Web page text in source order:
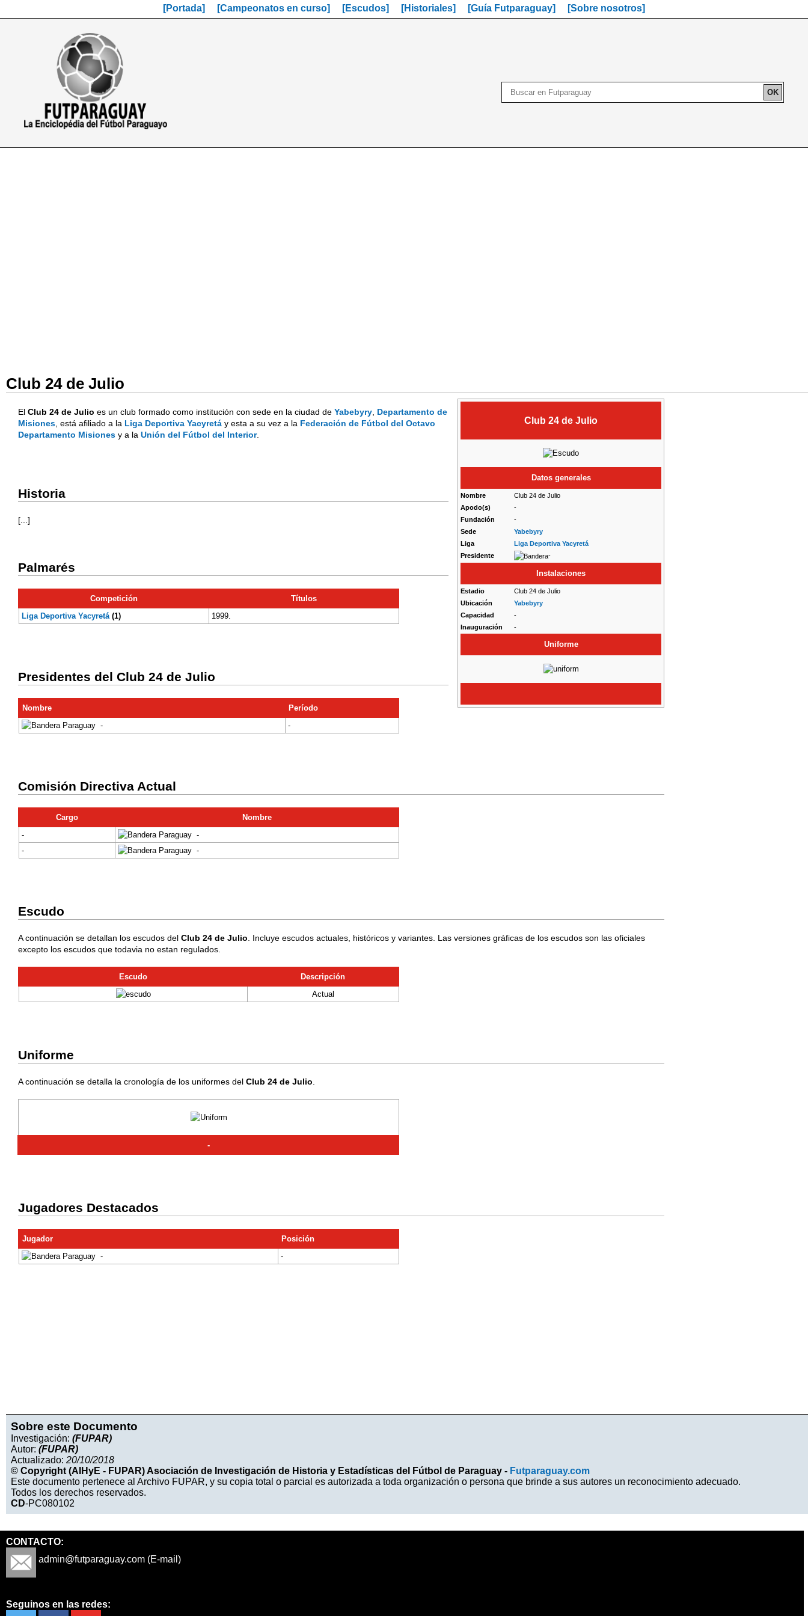
[Portada] [Campeonatos en curso] [Escudos] [Historiales] [Guía Futparaguay] [Sobre nosotros]
Club 24 de Julio
Club 24 de Julio
Datos generales
Nombre
Club 24 de Julio
Apodo(s)
-
Fundación
-
Sede
Yabebyry
Liga
Liga Deportiva Yacyretá
Presidente
-
Instalaciones
Estadio
Club 24 de Julio
Ubicación
Yabebyry
Capacidad
-
Inauguración
-
Uniforme
El Club 24 de Julio es un club formado como institución con sede en la ciudad de Yabebyry Departamento de
Misiones , está afiliado a la Liga Deportiva Yacyretá y esta a su vez a la Federación de Fútbol del Octavo
Departamento Misiones y a la Unión del Fútbol del Interior.
Historia
[...]
Palmarés
Competición
Títulos
Liga Deportiva Yacyretá (1) 1999.
Presidentes del Club 24 de Julio
Nombre
Período
-
-
Comisión Directiva Actual
Cargo
Nombre
-
-
-
-
Escudo
A continuación se detallan los escudos del Club 24 de Julio . Incluye escudos actuales, históricos y variantes. Las versiones gráficas de los escudos son las oficiales
excepto los escudos que todavia no estan regulados.
Escudo
Descripción
Actual
Uniforme
A continuación se detalla la cronología de los uniformes del Club 24 de Julio.
-
Jugadores Destacados
Jugador
Posición
-
-
Sobre este Documento
Investigación: (FUPAR)
Autor: (FUPAR)
Actualizado: 20/10/2018
© Copyright (AIHyE - FUPAR) Asociación de Investigación de Historia y Estadísticas del Fútbol de Paraguay - Futparaguay.com
Este documento pertenece al Archivo FUPAR, y su copia total o parcial es autorizada a toda organización o persona que brinde a sus autores un reconocimiento adecuado.
Todos los derechos reservados.
CD-PC080102
CONTACTO:
admin@futparaguay.com (E-mail)
Seguinos en las redes: